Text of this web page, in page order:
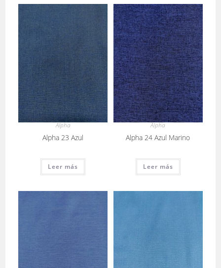
Alpha
Alpha 23 Azul
Leer más
Alpha
Alpha 24 Azul Marino
Leer más